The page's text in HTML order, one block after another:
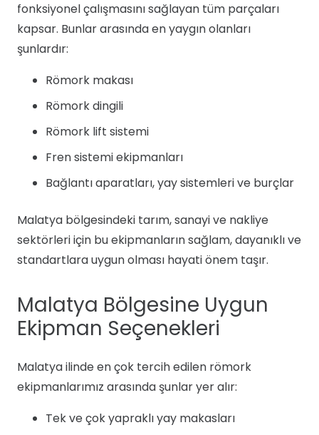
fonksiyonel çalışmasını sağlayan tüm parçaları
kapsar. Bunlar arasında en yaygın olanları
şunlardır:
Römork makası
Römork dingili
Römork lift sistemi
Fren sistemi ekipmanları
Bağlantı aparatları, yay sistemleri ve burçlar
Malatya bölgesindeki tarım, sanayi ve nakliye
sektörleri için bu ekipmanların sağlam, dayanıklı ve
standartlara uygun olması hayati önem taşır.
Malatya Bölgesine Uygun
Ekipman Seçenekleri
Malatya ilinde en çok tercih edilen römork
ekipmanlarımız arasında şunlar yer alır:
Tek ve çok yapraklı yay makasları